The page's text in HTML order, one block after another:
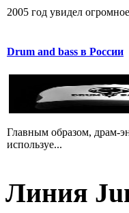
2005 год увидел
Drum and bass в России
Главным образом, драм-
используе...
Линия